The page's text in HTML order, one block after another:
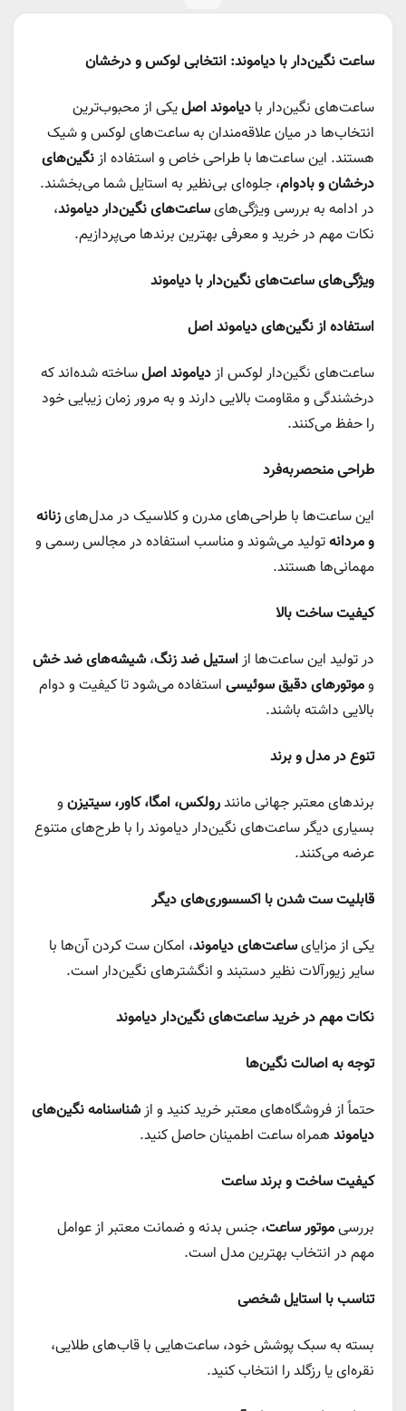
ساعت‌ نگین‌دار با دیاموند: انتخابی لوکس و درخشان
ساعت‌های نگین‌دار با دیاموند اصلیکی از محبوب‌ترین
انتخاب‌ها در میان علاقه‌مندان به ساعت‌های لوکس و شیک
هستند. این ساعت‌ها با طراحی خاص و استفاده ازنگین‌های
درخشان و بادوام، جلوه‌ای بی‌نظیر به استایل شما می‌بخشند.
در ادامه به بررسی ویژگی‌هایساعت‌های نگین‌دار دیاموند،
نکات مهم در خرید و معرفی بهترین برندها می‌پردازیم.
ویژگی‌های ساعت‌های نگین‌دار با دیاموند
استفاده از نگین‌های دیاموند اصل
ساعت‌های نگین‌دار لوکس ازدیاموند اصلساخته شده‌اند که
درخشندگی و مقاومت بالایی دارند و به مرور زمان زیبایی خود
را حفظ می‌کنند.
طراحی منحصر‌به‌فرد
این ساعت‌ها با طراحی‌های مدرن و کلاسیک در مدل‌هایزنانه
و مردانهتولید می‌شوند و مناسب استفاده در مجالس رسمی و
مهمانی‌ها هستند.
کیفیت ساخت بالا
در تولید این ساعت‌ها ازاستیل ضد زنگ، شیشه‌های ضد خش
وموتورهای دقیق سوئیسی استفاده می‌شود تا کیفیت و دوام
بالایی داشته باشند.
تنوع در مدل و برند
برندهای معتبر جهانی مانندرولکس، امگا، کاور، سیتیزن و
بسیاری دیگر ساعت‌های نگین‌دار دیاموند را با طرح‌های متنوع
عرضه می‌کنند.
قابلیت ست شدن با اکسسوری‌های دیگر
یکی از مزایایساعت‌های دیاموند، امکان ست کردن آن‌ها با
سایر زیورآلات نظیر دستبند و انگشترهای نگین‌دار است.
نکات مهم در خرید ساعت‌های نگین‌دار دیاموند
توجه به اصالت نگین‌ها
حتماً از فروشگاه‌های معتبر خرید کنید و ازشناسنامه نگین‌های
دیاموند همراه ساعت اطمینان حاصل کنید.
کیفیت ساخت و برند ساعت
بررسیموتور ساعت، جنس بدنه و ضمانت معتبر از عوامل
مهم در انتخاب بهترین مدل است.
تناسب با استایل شخصی
بسته به سبک پوشش خود، ساعت‌هایی با قاب‌های طلایی،
نقره‌ای یا رزگلد را انتخاب کنید.